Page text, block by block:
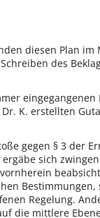
diesen Plan im
des
eingegangenen
K. erstellten
gegen § 3 der
sich
Bestimmungen,
Regelung.
die mittlere